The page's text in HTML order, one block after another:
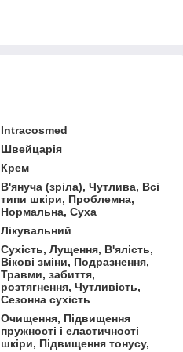
Intracosmed
Швейцарія
Крем
В'януча (зріла), Чутлива, Всі
типи шкіри, Проблемна,
Нормальна, Суха
Лікувальний
Сухість, Лущення, В'ялість,
Вікові зміни, Подразнення,
Травми, забиття,
розтягнення, Чутливість,
Сезонна сухість
Очищення, Підвищення
пружності і еластичності
шкіри, Підвищення тонусу,